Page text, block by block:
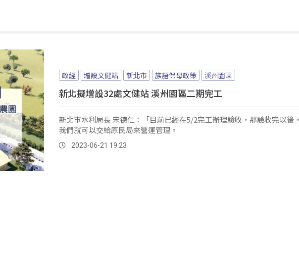
政經 增設文健站 新北市 族語保母政策 溪州園區
新北擬增設32處文健站 溪州園區二期完工
新北市水利局長 宋德仁：「目前已經在5/2完工辦理驗收，那驗收完以後，
我們就可以交給原民局來營運管理。
2023-06-21 19:23